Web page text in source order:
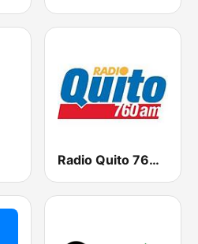
Radio Quito 760 AM